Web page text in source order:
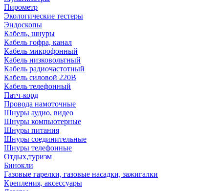
Пирометр
Экологические тестеры
Эндоскопы
Кабель, шнуры
Кабель гофра, канал
Кабель микрофонный
Кабель низковольтный
Кабель радиочастотный
Кабель силовой 220В
Кабель телефонный
Патч-корд
Провода намоточные
Шнуры аудио, видео
Шнуры компьютерные
Шнуры питания
Шнуры соединительные
Шнуры телефонные
Отдых,туризм
Бинокли
Газовые гарелки, газовые насадки, зажигалки
Крепления, аксессуары